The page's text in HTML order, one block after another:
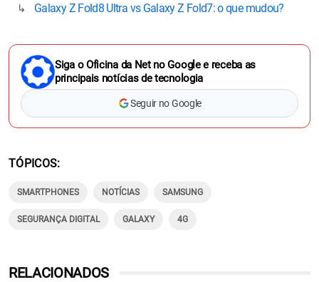
Galaxy Z Fold8 Ultra vs Galaxy Z Fold7: o que mudou?
Siga o Oficina da Net no Google e receba as
principais notícias de tecnologia
Seguir no Google
TÓPICOS
SMARTPHONES NOTÍCIAS SAMSUNG
SEGURANÇA DIGITAL GALAXY 4G
RELACIONADOS